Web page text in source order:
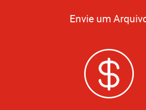
Envie um